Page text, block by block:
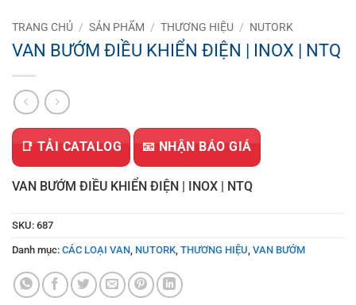
TRANG CHỦ / SẢN PHẨM / THƯƠNG HIỆU / NUTORK
VAN BƯỚM ĐIỀU KHIỂN ĐIỆN | INOX | NTQ
📑 TẢI CATALOG 📧 NHẬN BÁO GIÁ
VAN BƯỚM ĐIỀU KHIỂN ĐIỆN | INOX | NTQ
SKU: 687
Danh mục: CÁC LOẠI VAN NUTORK THƯƠNG HIỆU VAN BƯỚM